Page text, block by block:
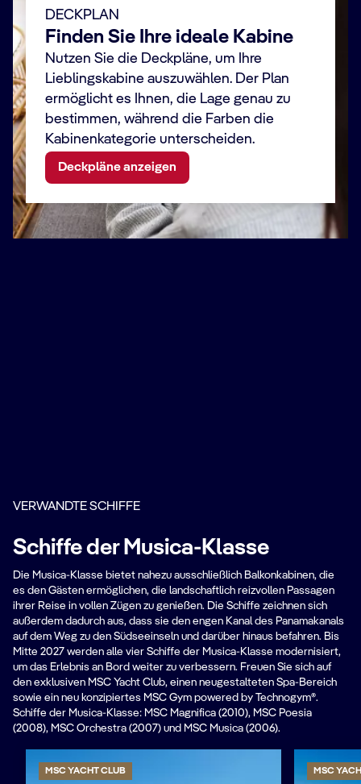
DECKPLAN
Finden Sie Ihre ideale Kabine
Nutzen Sie die Deckpläne, um Ihre
Lieblingskabine auszuwählen. Der Plan
ermöglicht es Ihnen, die Lage genau zu
bestimmen, während die Farben die
Kabinenkategorie unterscheiden.
Deckpläne anzeigen
VERWANDTE SCHIFFE
Schiffe der Musica-Klasse
Die Musica-Klasse bietet nahezu ausschließlich Balkonkabinen, die
es den Gästen ermöglichen, die landschaftlich reizvollen Passagen
ihrer Reise in vollen Zügen zu genießen. Die Schiffe zeichnen sich
außerdem dadurch aus, dass sie den engen Kanal des Panamakanals
auf dem Weg zu den Südseeinseln und darüber hinaus befahren. Bis
Mitte 2027 werden alle vier Schiffe der Musica-Klasse modernisiert,
um das Erlebnis an Bord weiter zu verbessern. Freuen Sie sich auf
den exklusiven MSC Yacht Club, einen neugestalteten Spa-Bereich
sowie ein neu konzipiertes MSC Gym powered by Technogym®.
Schiffe der Musica-Klasse: MSC Magnifica (2010), MSC Poesia
(2008), MSC Orchestra (2007) und MSC Musica (2006).
MSC YACHT CLUB MSC